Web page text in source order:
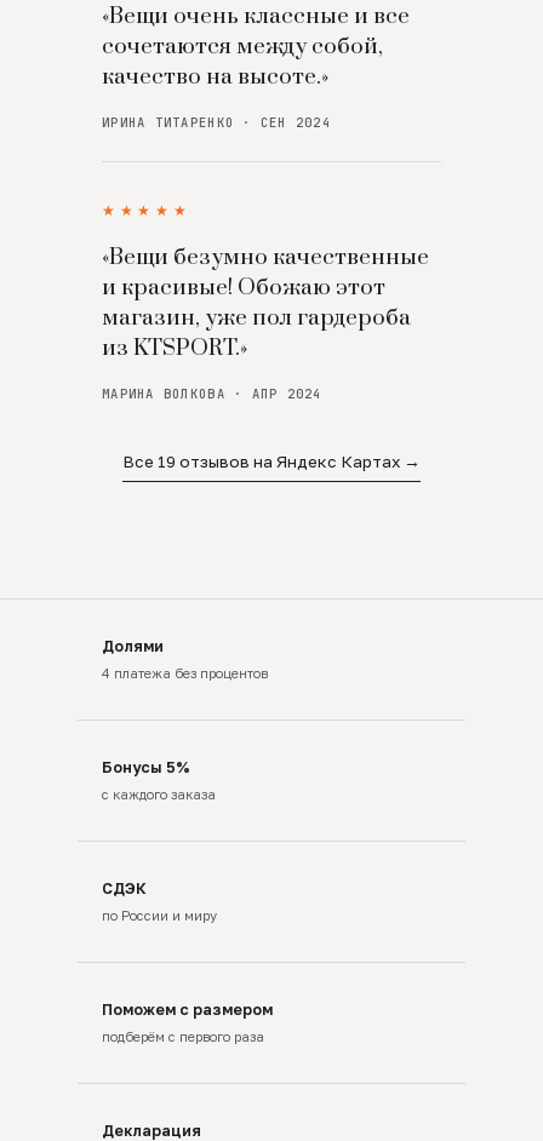
«Вещи очень классные и все
сочетаются между собой,
качество на высоте.»
ИРИНА ТИТАРЕНКО · СЕН 2024
★★★★★
«Вещи безумно качественные
и красивые! Обожаю этот
магазин, уже пол гардероба
из KTSPORT.»
МАРИНА ВОЛКОВА · АПР 2024
Все 19 отзывов на Яндекс Картах →
Долями
4 платежа без процентов
Бонусы 5%
с каждого заказа
СДЭК
по России и миру
Поможем с размером
подберём с первого раза
Декларация